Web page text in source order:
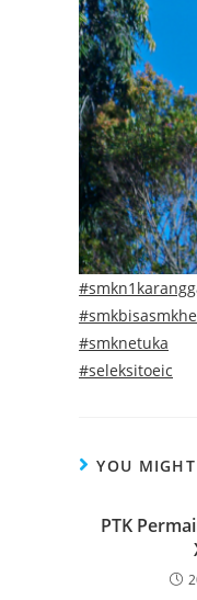
#smknetuka
#seleksitoeic
YOU
PTK